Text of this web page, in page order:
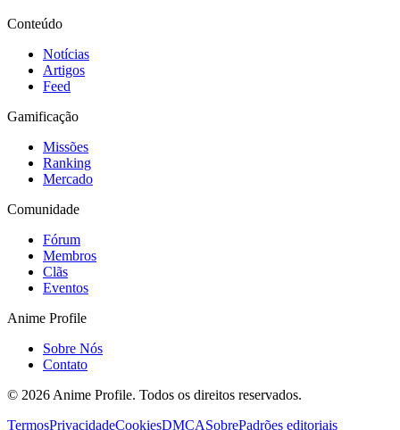
Conteúdo
Notícias
Artigos
Feed
Gamificação
Missões
Ranking
Mercado
Comunidade
Fórum
Membros
Clãs
Eventos
Anime Profile
Sobre Nós
Contato
© 2026 Anime Profile. Todos os direitos reservados.
TermosPrivacidadeCookiesDMCASobrePadrões editoriais